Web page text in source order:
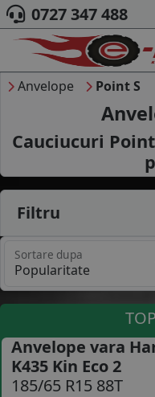
ACASA
DESPRE
ANVELOPE
B2B -
CONTACT
COS (
0727 347 488
Anvelope Point S
Cauciucuri
Filtru
Sortare dupa
Anvelope vara
K435 Kin Eco 2
185/65 R15 88T